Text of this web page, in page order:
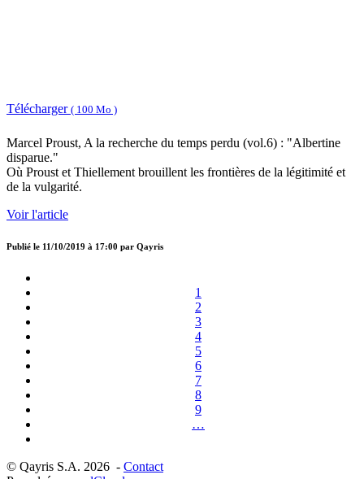
Télécharger ( 100 Mo )
Marcel Proust, A la recherche du temps perdu (vol.6) : "Albertine
disparue."
Où Proust et Thiellement brouillent les frontières de la légitimité et
de la vulgarité.
Voir l'article
Publié le 11/10/2019 à 17:00 par Qayris
1
2
3
4
5
6
7
8
9
…
© Qayris S.A. 2026 - Contact